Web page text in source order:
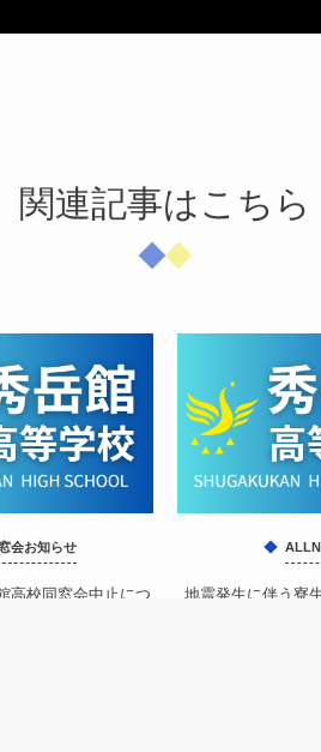
関連記事はこちら
会お知らせ
高校同窓会中止につ
地震発生に伴う寮